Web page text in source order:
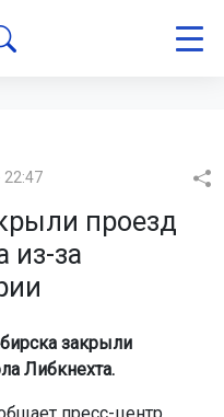
22:47
проезд
из-за
закрыли
Либкнехта.